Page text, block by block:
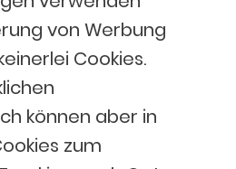
von Werbung
Cookies.
können aber in
zum